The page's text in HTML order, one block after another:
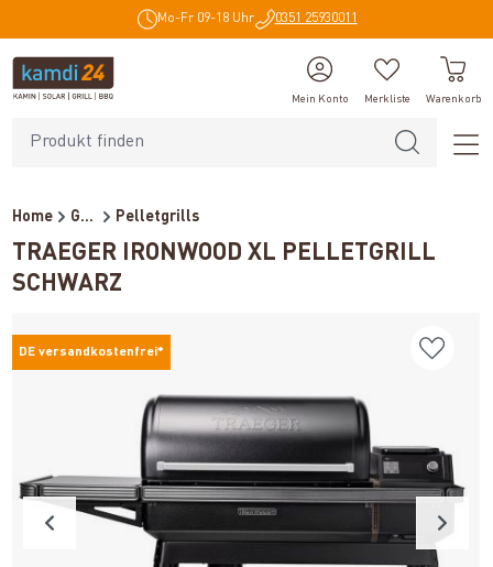
Mo-Fr 09-18 Uhr 0351 25930011
Mein Konto Merkliste Warenkorb
Home Grills Pelletgrills
TRAEGER IRONWOOD XL PELLETGRILL
SCHWARZ
DE versandkostenfrei*